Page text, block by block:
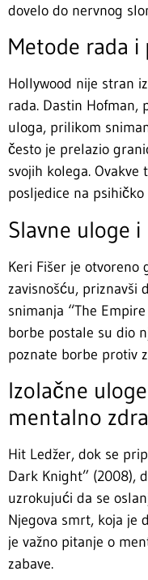
dovelo do nervnog
Metode rada i
Hollywood nije stran
rada. Dastin Hofman,
uloga, prilikom
često je prelazio
svojih kolega.
posljedice na psihičko
Slavne uloge
Keri Fišer je otvoreno
zavisnošću, priznavši
snimanja “The
borbe postale su dio
poznate borbe protiv
Izolačne
mentalno
Hit Ledžer, dok se
Dark Knight” (2008),
uzrokujući da se
Njegova smrt, koja je
je važno pitanje o
zabave.